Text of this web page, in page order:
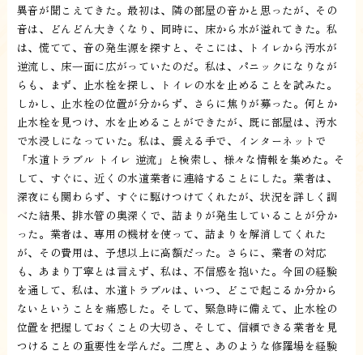
異音が聞こえてきた。最初は、隣の部屋の音かと思ったが、その
音は、どんどん大きくなり、同時に、床から水が溢れてきた。私
は、慌てて、音の発生源を探すと、そこには、トイレから汚水が
逆流し、床一面に広がっていたのだ。私は、パニックになりなが
らも、まず、止水栓を探し、トイレの水を止めることを試みた。
しかし、止水栓の位置が分からず、さらに焦りが募った。何とか
止水栓を見つけ、水を止めることができたが、既に部屋は、汚水
で水浸しになっていた。私は、震える手で、インターネットで
「水道トラブル トイレ 逆流」と検索し、様々な情報を集めた。そ
して、すぐに、近くの水道業者に連絡することにした。業者は、
深夜にも関わらず、すぐに駆けつけてくれたが、状況を詳しく調
べた結果、排水管の奥深くで、詰まりが発生していることが分か
った。業者は、専用の機材を使って、詰まりを解消してくれた
が、その費用は、予想以上に高額だった。さらに、業者の対応
も、あまり丁寧とは言えず、私は、不信感を抱いた。今回の経験
を通して、私は、水道トラブルは、いつ、どこで起こるか分から
ないということを痛感した。そして、緊急時に備えて、止水栓の
位置を把握しておくことの大切さ、そして、信頼できる業者を見
つけることの重要性を学んだ。二度と、あのような修羅場を経験